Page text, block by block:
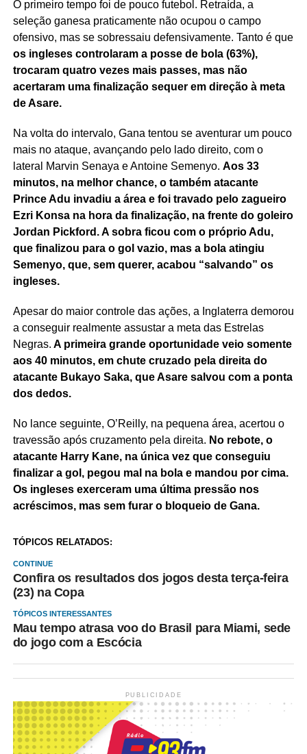
O primeiro tempo foi de pouco futebol. Retraída, a
seleção ganesa praticamente não ocupou o campo
ofensivo, mas se sobressaiu defensivamente. Tanto é que
os ingleses controlaram a posse de bola (63%),
trocaram quatro vezes mais passes, mas não
acertaram uma finalização sequer em direção à meta
de Asare.
Na volta do intervalo, Gana tentou se aventurar um pouco
mais no ataque, avançando pelo lado direito, com o
lateral Marvin Senaya e Antoine Semenyo. Aos 33
minutos, na melhor chance, o também atacante
Prince Adu invadiu a área e foi travado pelo zagueiro
Ezri Konsa na hora da finalização, na frente do goleiro
Jordan Pickford. A sobra ficou com o próprio Adu,
que finalizou para o gol vazio, mas a bola atingiu
Semenyo, que, sem querer, acabou “salvando” os
ingleses.
Apesar do maior controle das ações, a Inglaterra demorou
a conseguir realmente assustar a meta das Estrelas
Negras. A primeira grande oportunidade veio somente
aos 40 minutos, em chute cruzado pela direita do
atacante Bukayo Saka, que Asare salvou com a ponta
dos dedos.
No lance seguinte, O’Reilly, na pequena área, acertou o
travessão após cruzamento pela direita. No rebote, o
atacante Harry Kane, na única vez que conseguiu
finalizar a gol, pegou mal na bola e mandou por cima.
Os ingleses exerceram uma última pressão nos
acréscimos, mas sem furar o bloqueio de Gana.
TÓPICOS RELATADOS:
CONTINUE
Confira os resultados dos jogos desta terça-feira
(23) na Copa
TÓPICOS INTERESSANTES
Mau tempo atrasa voo do Brasil para Miami, sede
do jogo com a Escócia
PUBLICIDADE